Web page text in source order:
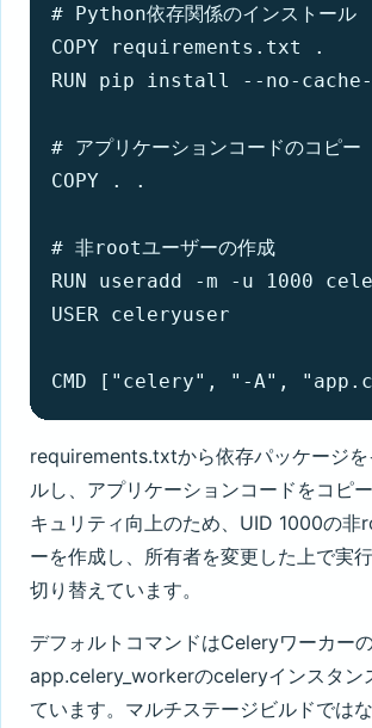
# Python依存関係のインストール
COPY requirements.txt .
RUN pip install --no-
# アプリケーションコードのコピー
COPY . .
# 非rootユーザーの作成
RUN useradd -m -u 1000
USER celeryuser
CMD ["celery", "-A",
requirements.txtから依存パッケージを
ルし、アプリケーションコードをコピ
キュリティ向上のため、UID 1000の非
ーを作成し、所有者を変更した上で実
切り替えています。
デフォルトコマンドはCeleryワーカーの
app.celery_workerのceleryインスタン
ています。マルチステージビルドでは